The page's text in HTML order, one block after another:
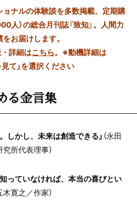
ナルの体験談を多数掲載、定期購
人）の総合月刊誌『致知』。人間力
お届けします。
・詳細はこちら。 ※動機詳細は
て」を選択ください
る金言集
しかし、未来は創造できる」 （永田
所代表理事）
っていなければ、本当の喜びとい
木寛之／作家）